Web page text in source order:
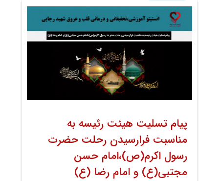
پیام تسلیت هیئت رئیسه به
مناسبت فرارسیدن رحلت حضرت
رسول اکرم(ص)،امام حسن
مجتبی(ع) و امام رضا (ع)